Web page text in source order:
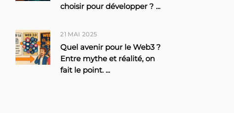
choisir pour développer ? ...
21 MAI 2025
Quel avenir pour le Web3 ?
Entre mythe et réalité, on
fait le point. ...